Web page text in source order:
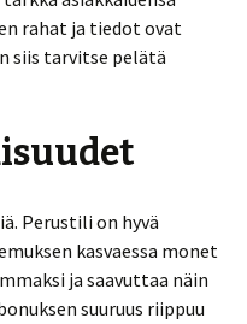
rahat ja tiedot ovat
siis tarvitse pelätä
Perustili on hyvä
kasvaessa monet
ja saavuttaa näin
suuruus riippuu